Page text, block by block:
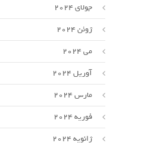
جولای 2024
ژوئن 2024
می 2024
آوریل 2024
مارس 2024
فوریه 2024
ژانویه 2024